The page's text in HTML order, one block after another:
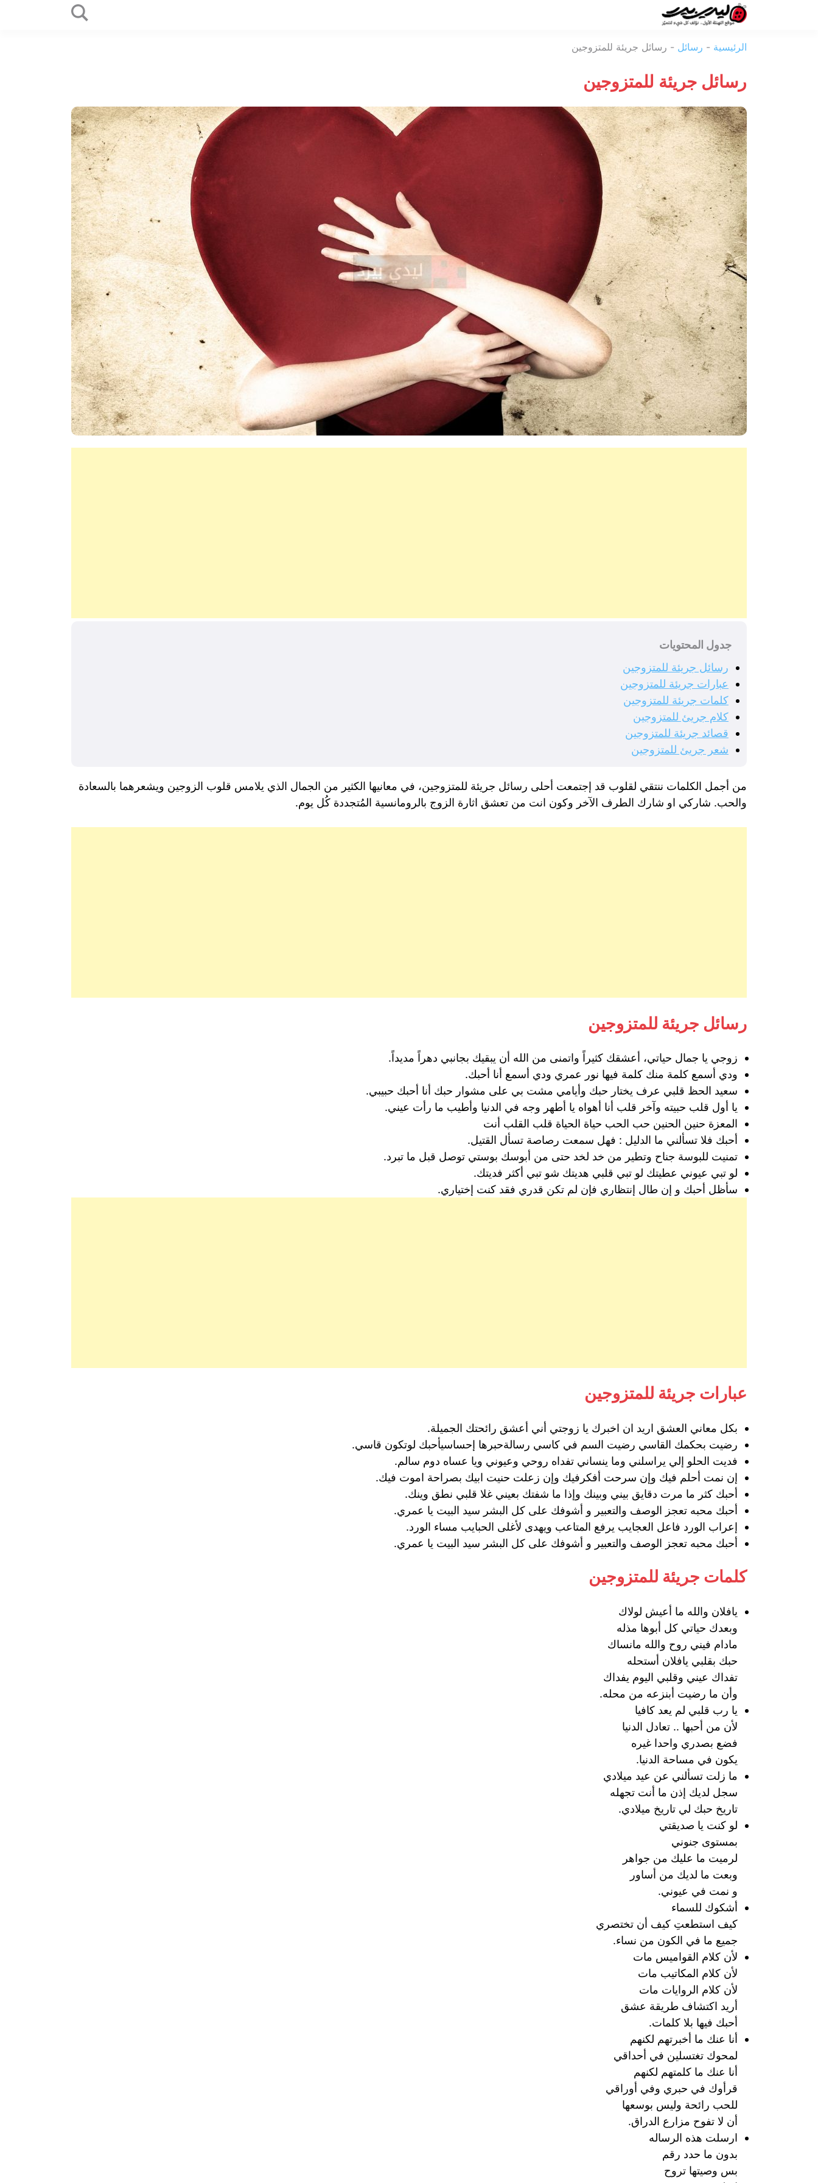
بيرد
الرئيسية - رسائل - رسائل جريئة للمتزوجين
رسائل جريئة للمتزوجين
جدول المحتويات
رسائل جريئة للمتزوجين
عبارات جريئة للمتزوجين
كلمات جريئة للمتزوجين
كلام جريئ للمتزوجين
قصائد جريئة للمتزوجين
شعر جريئ للمتزوجين
من أجمل الكلمات ننتقي لقلوب قد إجتمعت أحلى رسائل جريئة للمتزوجين، في معانيها الكثير من الجمال الذي يلامس قلوب الزوجين ويشعرهما بالسعادة
والحب. شاركي او شارك الطرف الآخر وكون انت من تعشق اثارة الزوج بالرومانسية المُتجددة كُل يوم.
رسائل جريئة للمتزوجين
زوجي يا جمال حياتي، أعشقك كثيراً واتمنى من الله أن يبقيك بجانبي دهراً مديداً.
ودي أسمع كلمة منك كلمة فيها نور عمري ودي أسمع أنا أحبك.
سعيد الحظ قلبي عرف يختار حبك وأيامي مشت بي على مشوار حبك أنا أحبك حبيبي.
يا أول قلب حبيته وآخر قلب أنا أهواه يا أطهر وجه في الدنيا وأطيب ما رأت عيني.
المعزة حنين الحنين حب الحب حياة الحياة قلب القلب أنت
أحبك فلا تسألني ما الدليل : فهل سمعت رصاصة تسأل القتيل.
تمنيت للبوسة جناح وتطير من خد لخد حتى من أبوسك بوستي توصل قبل ما تبرد.
لو تبي عيوني عطيتك لو تبي قلبي هديتك شو تبي أكثر فديتك.
سأظل أحبك و إن طال إنتظاري فإن لم تكن قدري فقد كنت إختياري.
عبارات جريئة للمتزوجين
بكل معاني العشق اريد ان اخبرك يا زوجتي أني أعشق رائحتك الجميلة.
رضيت بحكمك القاسي رضيت السم في كاسي رسالةحبرها إحساسيأحبك لوتكون قاسي.
فديت الحلو إلي يراسلني وما ينساني تفداه روحي وعيوني ويا عساه دوم سالم.
إن نمت أحلم فيك وإن سرحت أفكرفيك وإن زعلت حنيت ابيك بصراحة اموت فيك.
أحبك كثر ما مرت دقايق بيني وبينك وإذا ما شفتك بعيني غلا قلبي نطق وينك.
أحبك محبه تعجز الوصف والتعبير و أشوفك على كل البشر سيد البيت يا عمري.
إعراب الورد فاعل العجايب يرفع المتاعب ويهدى لأغلى الحبايب مساء الورد.
أحبك محبه تعجز الوصف والتعبير و أشوفك على كل البشر سيد البيت يا عمري.
كلمات جريئة للمتزوجين
يافلان والله ما أعيش لولاك
وبعدك حياتي كل أبوها مذله
مادام فيني روح والله مانساك
حبك بقلبي يافلان أستحله
تفداك عيني وقلبي اليوم يفداك
وأن ما رضيت أبنزعه من محله.
يا رب قلبي لم يعد كافيا
لأن من أحبها .. تعادل الدنيا
فضع بصدري واحدا غيره
يكون في مساحة الدنيا.
ما زلت تسألني عن عيد ميلادي
سجل لديك إذن ما أنت تجهله
تاريخ حبك لي تاريخ ميلادي.
لو كنت يا صديقتي
بمستوى جنوني
لرميت ما عليك من جواهر
وبعت ما لديك من أساور
و نمت في عيوني.
أشكوك للسماء
كيف استطعتِ كيف أن تختصري
جميع ما في الكون من نساء.
لأن كلام القواميس مات
لأن كلام المكاتيب مات
لأن كلام الروايات مات
أريد اكتشاف طريقة عشق
أحبك فيها بلا كلمات.
أنا عنك ما أخبرتهم لكنهم
لمحوك تغتسلين في أحداقي
أنا عنك ما كلمتهم لكنهم
قرأوك في حبري وفي أوراقي
للحب رائحة وليس بوسعها
أن لا تفوح مزارع الدراق.
ارسلت هذه الرساله
بدون ما حدد رقم
بس وصيتها تروح